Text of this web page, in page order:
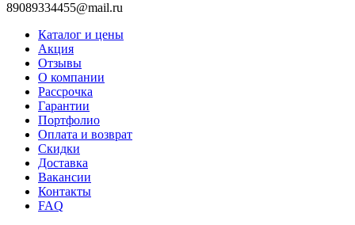
89089334455@mail.ru
Каталог и цены
Акция
Отзывы
О компании
Рассрочка
Гарантии
Портфолио
Оплата и возврат
Скидки
Доставка
Вакансии
Контакты
FAQ